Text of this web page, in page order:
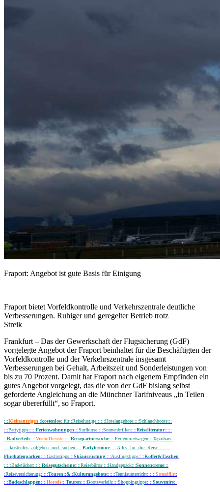
Fraport: Angebot ist gute Basis für Einigung
Fraport bietet Vorfeldkontrolle und Verkehrszentrale deutliche
Verbesserungen. Ruhiger und geregelter Betrieb trotz
Streik
Frankfurt – Das der Gewerkschaft der Flugsicherung (GdF)
vorgelegte Angebot der Fraport beinhaltet für die Beschäftigten der
Vorfeldkontrolle und der Verkehrszentrale insgesamt
Verbesserungen bei Gehalt, Arbeitszeit und Sonderleistungen von
bis zu 70 Prozent. Damit hat Fraport nach eigenem Empfinden ein
gutes Angebot vorgelegt, das die von der GdF bislang selbst
geforderte Angleichung an die Münchner Tarifniveaus „in Teilen
sogar übererfüllt“, so Fraport.
:::Kleinanzeigen::kostenlos::für::Reiselustige::::::Hotelangebote::::Schlauchboote:::
:::Partytipps:::::Ferienwohnungen:::Surfkurse::::Sonnenbrillen::::Reiseliteratur:::::
::Radverleih::::VisumDienste:::::Reisepartnersuche::::Ferienmietwagen:::Tapasbars:
::::kostenlos::aufgeben::und::suchen:::::Partytermine:::::Alles::für::die::Reise::::::::
Flughafenparken::::Gastrotipps:::Skiausrüstung::::Ausflugstipps::::Koffer&Taschen
:::::Badetücher::::::Reisegutscheine::::Reisebüros::::Handgepäck:::Sonnencreme:::
:Reiseversicherung:::::Touren::&::Kulturangebote::::::Tennisunterricht::::::Strandflirt:
:::Badeschlappen::::Hostels:::Touren::::Bootsverleih::::Shoppingtipps::::Souvenirs::